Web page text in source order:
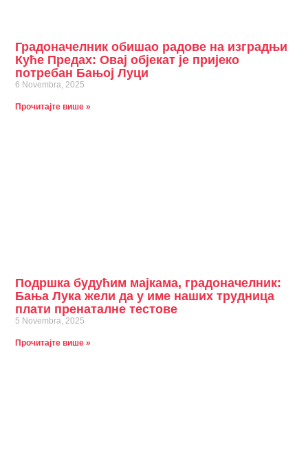
Градоначелник обишао радове на изградњи
Куће Предах: Овај објекат је пријеко
потребан Бањој Луци
6 Novembra, 2025
Прочитајте више »
Подршка будућим мајкама, градоначелник:
Бања Лука жели да у име наших трудница
плати пренаталне тестове
5 Novembra, 2025
Прочитајте више »